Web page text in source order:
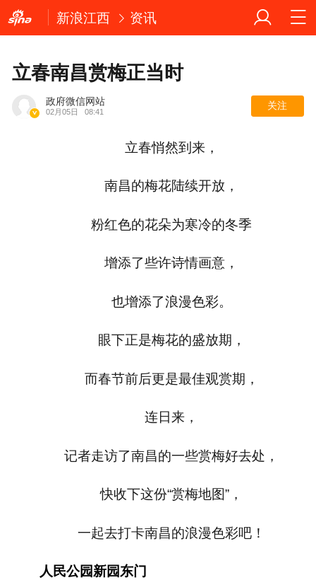
新浪江西 资讯
立春南昌赏梅正当时
政府微信网站
02月05日 08:41
关注
立春悄然到来，
南昌的梅花陆续开放，
粉红色的花朵为寒冷的冬季
增添了些许诗情画意，
也增添了浪漫色彩。
眼下正是梅花的盛放期，
而春节前后更是最佳观赏期，
连日来，
记者走访了南昌的一些赏梅好去处，
快收下这份“赏梅地图”，
一起去打卡南昌的浪漫色彩吧！
人民公园新园东门